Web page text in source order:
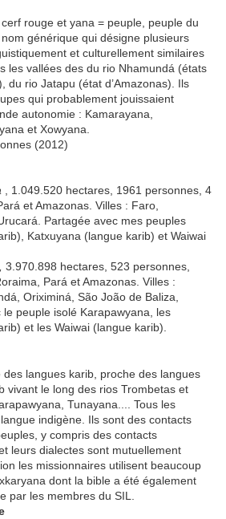
rouge et yana = peuple, peuple du
nom générique qui désigne plusieurs
et culturellement similaires
les vallées des du rio Nhamundá (états
du rio Jatapu (état d’Amazonas). Ils
qui probablement jouissaient
autonomie : Kamarayana,
et Xowyana.
(2012)
, 1.049.520 hectares, 1961 personnes, 4
et Amazonas. Villes : Faro,
Partagée avec mes peuples
Katxuyana (langue karib) et Waiwai
3.970.898 hectares, 523 personnes,
Pará et Amazonas. Villes :
Oriximiná, São João de Baliza,
peuple isolé Karapawyana, les
et les Waiwai (langue karib).
des langues karib, proche des langues
vivant le long des rios Trombetas et
Tunayana.... Tous les
indigène. Ils sont des contacts
y compris des contacts
leurs dialectes sont mutuellement
les missionnaires utilisent beaucoup
dont la bible a été également
par les membres du SIL.